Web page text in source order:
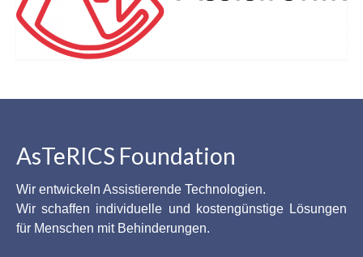
AsTeRICS Foundation
Wir entwickeln Assistierende Technologien.
Wir schaffen individuelle und kostengünstige Lösungen
für Menschen mit Behinderungen.